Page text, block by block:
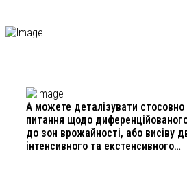
А можете деталізувати стосовно
питання щодо
до зон врожайності, або висіву
інтенсивного та екстенсивного…